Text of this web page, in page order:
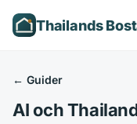
Thailands
← Guider
AI och